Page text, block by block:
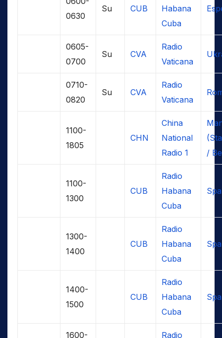
0630
Su CUB
Habana
Cuba
0605-
0700
Su CVA
Radio
Vaticana
0710-
0820
Su CVA
Radio
Vaticana
1100-
1805
CHN
China
National
Radio 1
/
1100-
1300
CUB
Radio
Habana
Cuba
1300-
1400
CUB
Radio
Habana
Cuba
1400-
1500
CUB
Radio
Habana
Cuba
1600- Radio